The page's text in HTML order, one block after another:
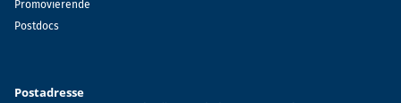
Promovierende
Postdocs
Postadresse